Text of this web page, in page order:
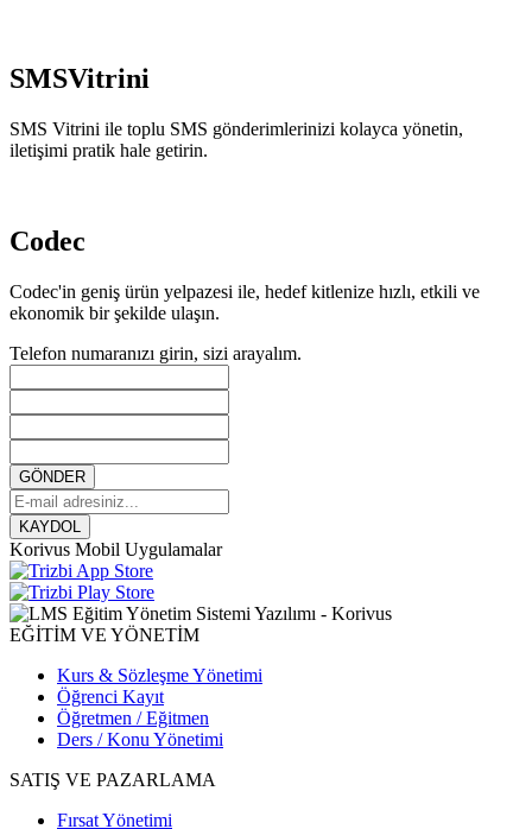
SMSVitrini
SMS Vitrini ile toplu SMS gönderimlerinizi kolayca yönetin,
iletişimi pratik hale getirin.
Codec
Codec'in geniş ürün yelpazesi ile, hedef kitlenize hızlı, etkili ve
ekonomik bir şekilde ulaşın.
Telefon numaranızı girin, sizi arayalım.
GÖNDER
KAYDOL
Korivus Mobil Uygulamalar
EĞİTİM VE YÖNETİM
Kurs & Sözleşme Yönetimi
Öğrenci Kayıt
Öğretmen / Eğitmen
Ders / Konu Yönetimi
SATIŞ VE PAZARLAMA
Fırsat Yönetimi